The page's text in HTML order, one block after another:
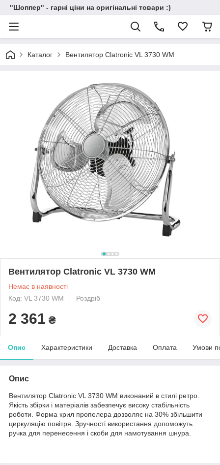
"Шоппер" - гарні ціни на оригінальні товари :)
Каталог Вентилятор Clatronic VL 3730 WM
Вентилятор Clatronic VL 3730 WM
Немає в наявності
Код: VL 3730 WM
Роздріб
2 361 ₴
Опис Характеристики Доставка Оплата Умови
Опис
Вентилятор Clatronic VL 3730 WM виконаний в стилі ретро.
Якість збірки і матеріалів забезпечує високу стабільність
роботи. Форма крил пропелера дозволяє на 30% збільшити
циркуляцію повітря. Зручності використання допоможуть
ручка для перенесення і скоби для намотування шнура.